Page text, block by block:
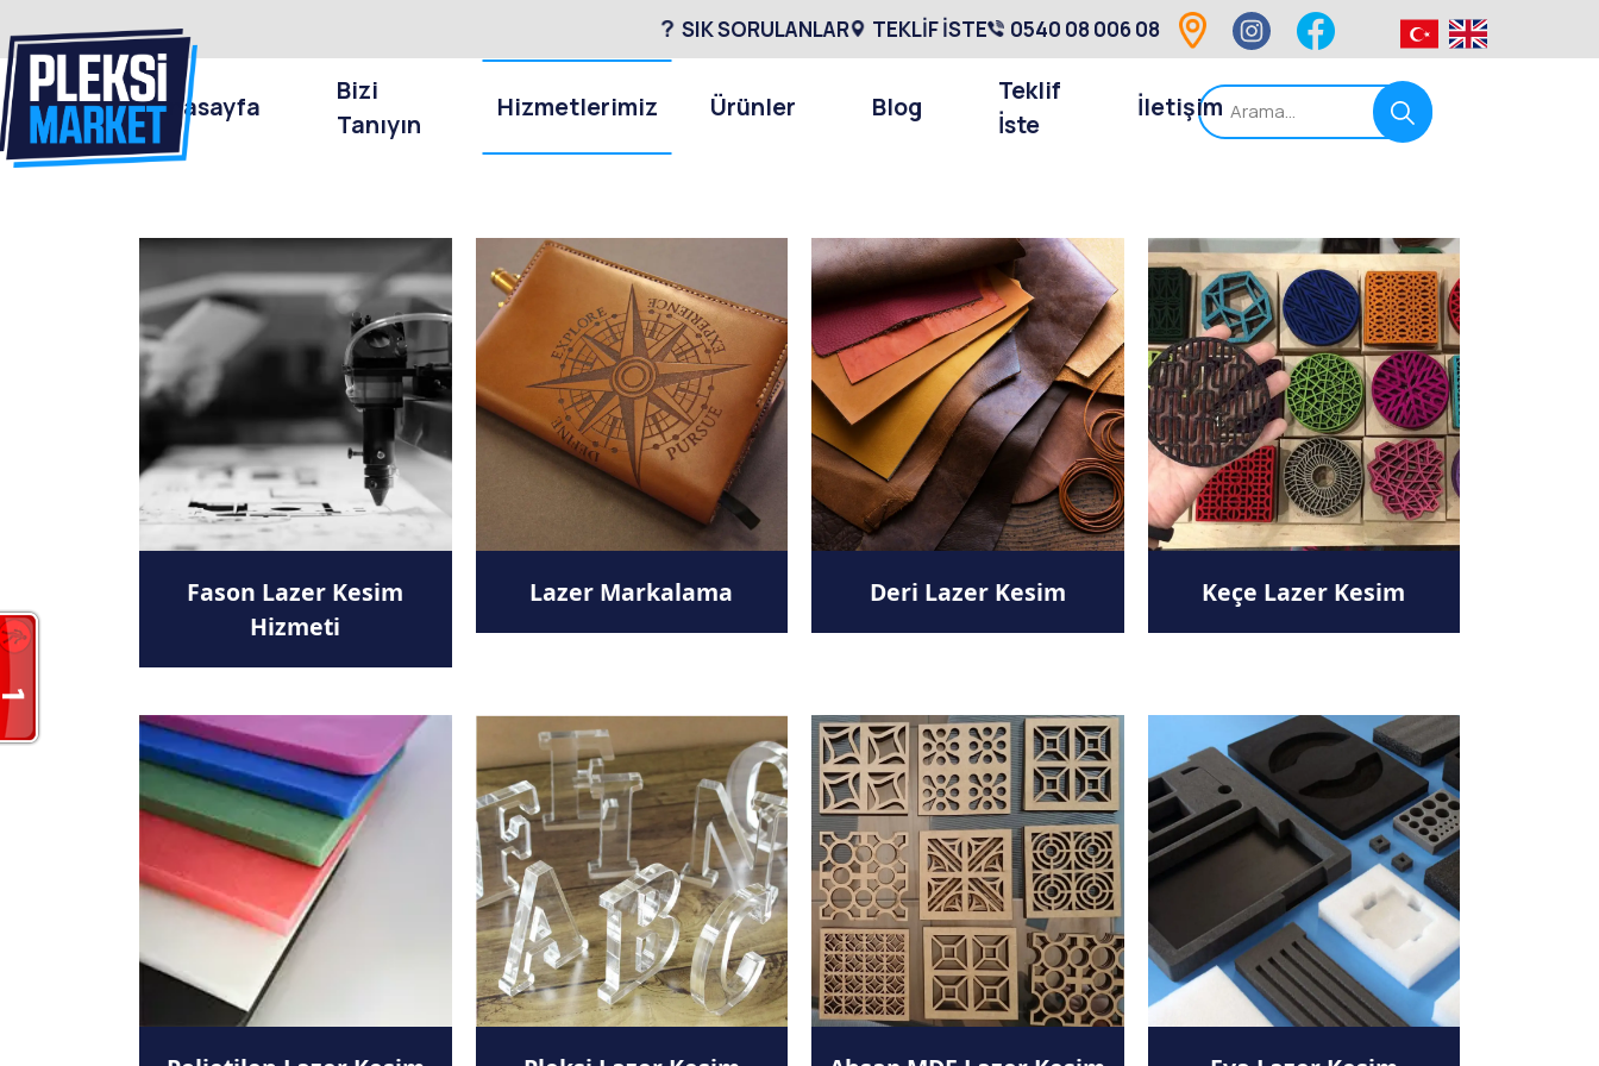
Fason Lazer Kesim
Hizmeti
Lazer Markalama Deri Lazer Kesim Keçe Lazer Kesim
SIK SORULANLAR TEKLİF İSTE 0540 08 006 08
Anasayfa
Bizi
Tanıyın
Hizmetlerimiz Ürünler Blog
Teklif
İste
İletişim